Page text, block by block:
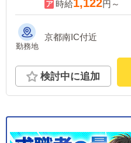
時給1,122円～
勤務地
京都南IC付近
検討中に追加